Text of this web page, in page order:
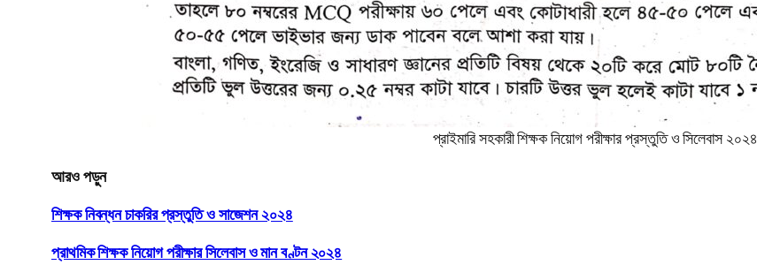
প্রাইমারি সহকারী শিক্ষক নিয়োগ পরীক্ষার প্রস্তুতি ও সিলেবাস ২০২৪
আরও পড়ুন
শিক্ষক নিবন্ধন চাকরির প্রস্তুতি ও সাজেশন ২০২৪
প্রাথমিক শিক্ষক নিয়োগ পরীক্ষার সিলেবাস ও মান বণ্টন ২০২৪